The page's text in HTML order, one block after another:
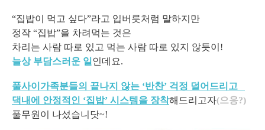
“집밥이 먹고 싶다”라고 입버릇처럼 말하지만
정작 “집밥”을 차려먹는 것은
차리는 사람 따로 있고 먹는 사람 따로 있지 않듯이!
늘상 부담스러운 일 인데요.
풀사이가족분들의 끝나지 않는 ‘반찬’ 걱정 덜어드리고
댁내에 안정적인 ‘집밥’ 시스템을 장착해드리고자(으응?)
풀무원이 나섰습니닷~!